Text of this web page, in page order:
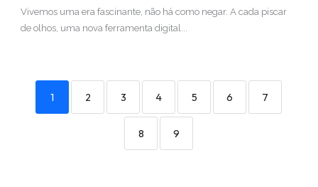
Vivemos uma era fascinante, não há como negar. A cada piscar
de olhos, uma nova ferramenta digital...
1 2 3 4 5 6 7
8 9